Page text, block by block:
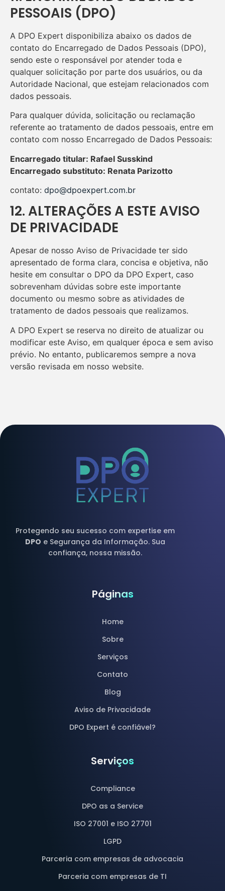
PESSOAIS (DPO)
A DPO Expert disponibiliza abaixo os dados de
contato do Encarregado de Dados Pessoais (DPO),
sendo este o responsável por atender toda e
qualquer solicitação por parte dos usuários, ou da
Autoridade Nacional, que estejam relacionados com
dados pessoais.
Para qualquer dúvida, solicitação ou reclamação
referente ao tratamento de dados pessoais, entre em
contato com nosso Encarregado de Dados Pessoais:
Encarregado titular: Rafael Susskind
Encarregado substituto: Renata Parizotto
contato: dpo@dpoexpert.com.br
12. ALTERAÇÕES A ESTE AVISO
DE PRIVACIDADE
Apesar de nosso Aviso de Privacidade ter sido
apresentado de forma clara, concisa e objetiva, não
hesite em consultar o DPO da DPO Expert, caso
sobrevenham dúvidas sobre este importante
documento ou mesmo sobre as atividades de
tratamento de dados pessoais que realizamos.
A DPO Expert se reserva no direito de atualizar ou
modificar este Aviso, em qualquer época e sem aviso
prévio. No entanto, publicaremos sempre a nova
versão revisada em nosso website.
Protegendo seu sucesso com expertise em
DPO e Segurança da Informação. Sua
confiança, nossa missão.
Páginas
Home
Sobre
Serviços
Contato
Blog
Aviso de Privacidade
DPO Expert é confiável?
Serviços
Compliance
DPO as a Service
ISO 27001 e ISO 27701
LGPD
Parceria com empresas de advocacia
Parceria com empresas de TI